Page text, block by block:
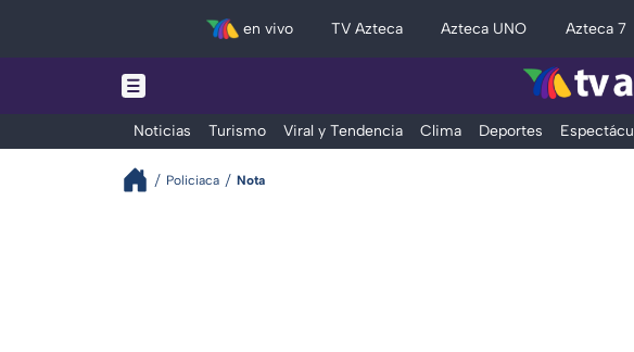
en vivo TV Azteca Azteca UNO Azteca 7
Noticias Turismo Viral y Tendencia Clima Deportes
Policiaca Nota